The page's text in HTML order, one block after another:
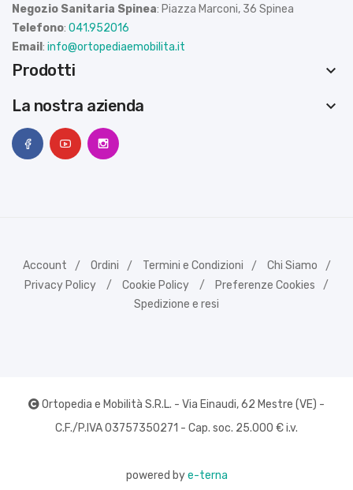
Negozio Sanitaria Spinea: Piazza Marconi, 36 Spinea
Telefono: 041.952016
Email: info@ortopediaemobilita.it
Prodotti
keyboard_arrow_down
La nostra azienda
keyboard_arrow_down
Account Ordini Termini e Condizioni
Chi Siamo
Privacy Policy
Cookie Policy
Preferenze Cookies
Spedizione e resi
Ortopedia e Mobilità S.R.L. - Via Einaudi, 62 Mestre (VE) -
C.F./P.IVA 03757350271 - Cap. soc. 25.000 € i.v.
powered bye-terna